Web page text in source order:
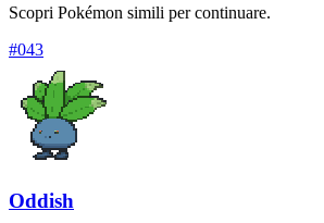
Scopri Pokémon simili per continuare.
#043
Oddish